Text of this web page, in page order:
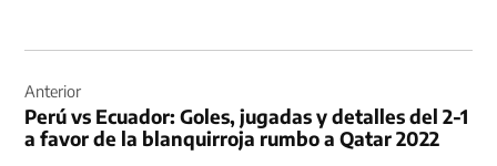
de
entradas
Anterior
Perú vs Ecuador: Goles, jugadas y detalles del 2-1
a favor de la blanquirroja rumbo a Qatar 2022